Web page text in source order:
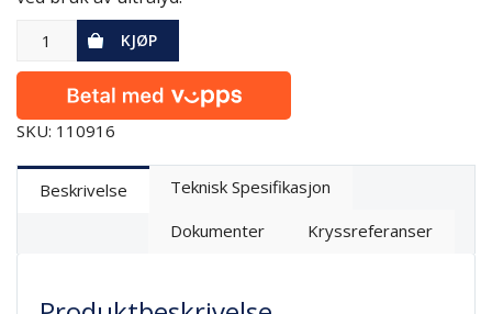
KJØP
SKU: 110916
Beskrivelse
Teknisk Spesifikasjon
Dokumenter
Kryssreferanser